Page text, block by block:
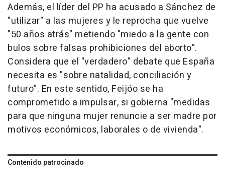
Además, el líder del PP ha acusado a Sánchez de
"utilizar" a las mujeres y le reprocha que vuelve
"50 años atrás" metiendo "miedo a la gente con
bulos sobre falsas prohibiciones del aborto".
Considera que el "verdadero" debate que España
necesita es "sobre natalidad, conciliación y
futuro". En este sentido, Feijóo se ha
comprometido a impulsar, si gobierna "medidas
para que ninguna mujer renuncie a ser madre por
motivos económicos, laborales o de vivienda".
Contenido patrocinado